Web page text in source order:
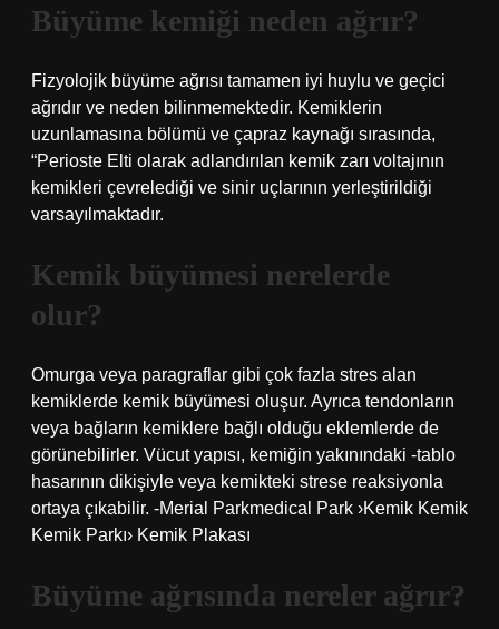
Büyüme kemiği neden ağrır?
Fizyolojik büyüme ağrısı tamamen iyi huylu ve geçici
ağrıdır ve neden bilinmemektedir. Kemiklerin
uzunlamasına bölümü ve çapraz kaynağı sırasında,
“Perioste Elti olarak adlandırılan kemik zarı voltajının
kemikleri çevrelediği ve sinir uçlarının yerleştirildiği
varsayılmaktadır.
Kemik büyümesi nerelerde
olur?
Omurga veya paragraflar gibi çok fazla stres alan
kemiklerde kemik büyümesi oluşur. Ayrıca tendonların
veya bağların kemiklere bağlı olduğu eklemlerde de
görünebilirler. Vücut yapısı, kemiğin yakınındaki -tablo
hasarının dikişiyle veya kemikteki strese reaksiyonla
ortaya çıkabilir. -Merial Parkmedical Park ›Kemik Kemik
Kemik Parkı› Kemik Plakası
Büyüme ağrısında nereler ağrır?